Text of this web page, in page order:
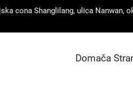
cona Shanglilang, ulica Nanwan,
Domača